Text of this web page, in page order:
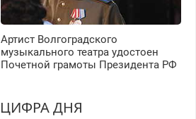
Артист Волгоградского
музыкального театра удостоен
Почетной грамоты Президента РФ
ЦИФРА ДНЯ